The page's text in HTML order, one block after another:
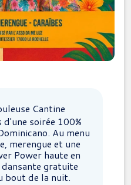
Cantine
soirée 100%
Au menu
merengue et une
Power haute en
gratuite
bout de la nuit.